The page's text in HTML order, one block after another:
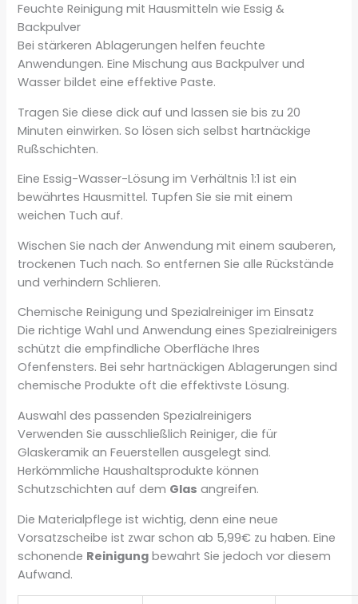
Feuchte Reinigung mit Hausmitteln wie Essig &
Backpulver
Bei stärkeren Ablagerungen helfen feuchte
Anwendungen. Eine Mischung aus Backpulver und
Wasser bildet eine effektive Paste.
Tragen Sie diese dick auf und lassen sie bis zu 20
Minuten einwirken. So lösen sich selbst hartnäckige
Rußschichten.
Eine Essig-Wasser-Lösung im Verhältnis 1:1 ist ein
bewährtes Hausmittel. Tupfen Sie sie mit einem
weichen Tuch auf.
Wischen Sie nach der Anwendung mit einem sauberen,
trockenen Tuch nach. So entfernen Sie alle Rückstände
und verhindern Schlieren.
Chemische Reinigung und Spezialreiniger im Einsatz
Die richtige Wahl und Anwendung eines Spezialreinigers
schützt die empfindliche Oberfläche Ihres
Ofenfensters. Bei sehr hartnäckigen Ablagerungen sind
chemische Produkte oft die effektivste Lösung.
Auswahl des passenden Spezialreinigers
Verwenden Sie ausschließlich Reiniger, die für
Glaskeramik an Feuerstellen ausgelegt sind.
Herkömmliche Haushaltsprodukte können
Schutzschichten auf dem Glas angreifen.
Die Materialpflege ist wichtig, denn eine neue
Vorsatzscheibe ist zwar schon ab 5,99€ zu haben. Eine
schonende Reinigung bewahrt Sie jedoch vor diesem
Aufwand.